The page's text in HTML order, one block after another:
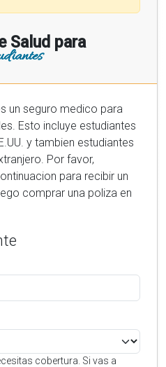
Salud para
un seguro medico para
incluye estudiantes
y tambien estudiantes
Por favor,
para recibir un
comprar una poliza en
cobertura. Si vas a